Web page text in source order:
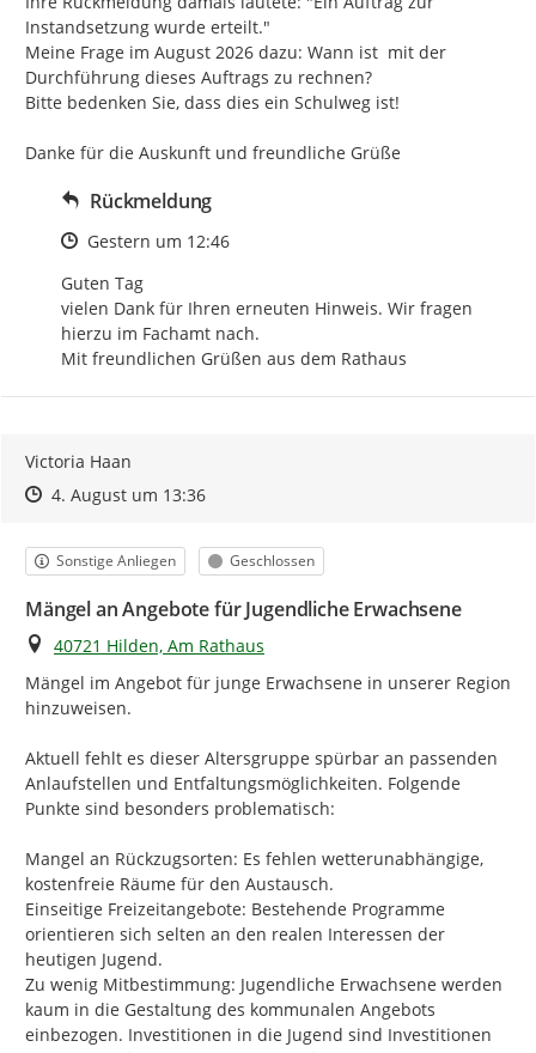
Instandsetzung wurde erteilt."
Meine Frage im August 2026 dazu: Wann ist  mit der
Durchführung dieses Auftrags zu rechnen?
Bitte bedenken Sie, dass dies ein Schulweg ist!
Danke für die Auskunft und freundliche Grüße
Rückmeldung
Zeitpunkt des Erstellens
Gestern um 12:46
Guten Tag
vielen Dank für Ihren erneuten Hinweis. Wir fragen
hierzu im Fachamt nach.
Mit freundlichen Grüßen aus dem Rathaus
Victoria Haan
Zeitpunkt des Erstellens
Zeitpunkt des Erstellens
4. August um 13:36Zur Äußerung
Kategorie
Sonstige Anliegen Status
Geschlossen
Mängel an Angebote für Jugendliche Erwachsene
Ort
40721 Hilden, Am Rathaus
Mängel im Angebot für junge Erwachsene in unserer Region
hinzuweisen.
Aktuell fehlt es dieser Altersgruppe spürbar an passenden
Anlaufstellen und Entfaltungsmöglichkeiten. Folgende
Punkte sind besonders problematisch:
Mangel an Rückzugsorten: Es fehlen wetterunabhängige,
kostenfreie Räume für den Austausch.
Einseitige Freizeitangebote: Bestehende Programme
orientieren sich selten an den realen Interessen der
heutigen Jugend.
Zu wenig Mitbestimmung: Jugendliche Erwachsene werden
kaum in die Gestaltung des kommunalen Angebots
einbezogen. Investitionen in die Jugend sind Investitionen